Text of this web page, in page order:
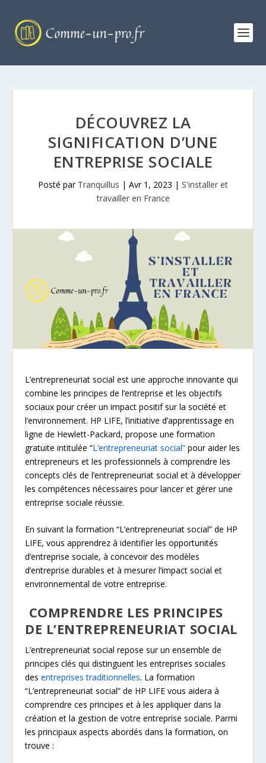
DÉCOUVREZ LA
SIGNIFICATION D’UNE
ENTREPRISE SOCIALE
Posté par Tranquillus | Avr 1, 2023 | S'installer et
travailler en France
L’entrepreneuriat social est une approche innovante qui
combine les principes de l’entreprise et les objectifs
sociaux pour créer un impact positif sur la société et
l’environnement. HP LIFE, l’initiative d’apprentissage en
ligne de Hewlett-Packard, propose une formation
gratuite intitulée “L’entrepreneuriat social” pour aider les
entrepreneurs et les professionnels à comprendre les
concepts clés de l’entrepreneuriat social et à développer
les compétences nécessaires pour lancer et gérer une
entreprise sociale réussie.
En suivant la formation “L’entrepreneuriat social” de HP
LIFE, vous apprendrez à identifier les opportunités
d’entreprise sociale, à concevoir des modèles
d’entreprise durables et à mesurer l’impact social et
environnemental de votre entreprise.
COMPRENDRE LES PRINCIPES
DE L’ENTREPRENEURIAT SOCIAL
L’entrepreneuriat social repose sur un ensemble de
principes clés qui distinguent les entreprises sociales
desentreprises traditionnelles. La formation
“L’entrepreneuriat social” de HP LIFE vous aidera à
comprendre ces principes et à les appliquer dans la
création et la gestion de votre entreprise sociale. Parmi
les principaux aspects abordés dans la formation, on
trouve :